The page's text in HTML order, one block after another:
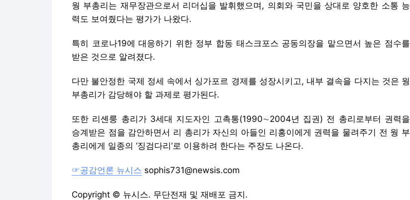
웡 부총리는 재무장관으로서 리더십을 발휘했으며, 의회와 국민을 상대로 양호한 소통 능
력도 보여줬다는 평가가 나왔다.
특히 코로나19에 대응하기 위한 정부 합동 태스크포스 공동의장을 맡으면서 높은 점수를
받은 것으로 알려졌다.
다만 불안정한 국제 정세 속에서 싱가포르 경제를 성장시키고, 내부 결속을 다지는 것은 웡
부총리가 감당해야 할 과제로 평가된다.
또한 리셴룽 총리가 3세대 지도자인 고촉통(1990∼2004년 집권) 전 총리로부터 권력을
승계받은 점을 감안하면서 리 총리가 자신의 아들인 리홍이에게 권력을 물려주기 전 웡 부
총리에게 일종의 ‘징검다리’로 이용하려 한다는 주장도 나온다.
☞공감언론 뉴시스 sophis731@newsis.com
Copyright © 뉴시스. 무단전재 및 재배포 금지.